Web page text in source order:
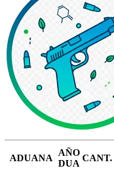
ADUANA
AÑO
DUA
CANT.